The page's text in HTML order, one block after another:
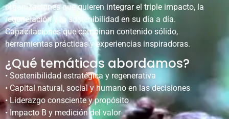
organizaciones que quieren integrar el triple impacto, la
regeneración y la sostenibilidad en su día a día.
Capacitaciones que combinan contenido sólido,
herramientas prácticas y experiencias inspiradoras.
¿Qué temáticas abordamos?
• Sostenibilidad estratégica y regenerativa
• Capital natural, social y humano en las decisiones
• Liderazgo consciente y propósito
• Impacto B y medición del valor